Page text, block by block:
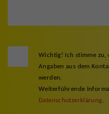
Wichtig! Ich stimme zu,
Angaben aus dem
werden.
Weiterführende
Datenschutzerklärung.